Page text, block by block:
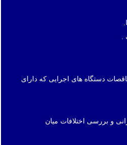
ترک تشریفات مناقصات دستگاه های اجرایی که دارای
و بررسی اختلافات میان